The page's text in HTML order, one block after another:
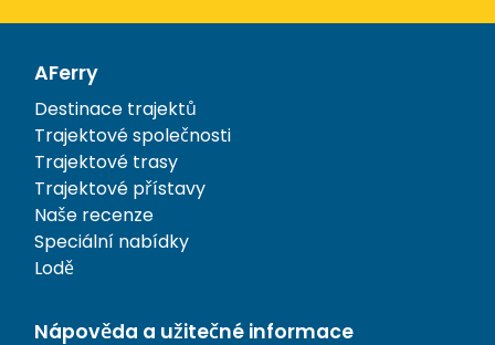
AFerry
Destinace trajektů
Trajektové společnosti
Trajektové trasy
Trajektové přístavy
Naše recenze
Speciální nabídky
Lodě
Nápověda a užitečné informace